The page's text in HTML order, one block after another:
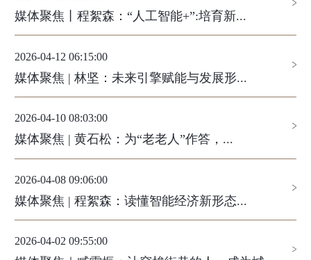
媒体聚焦丨程絮森：“人工智能+”:培育新...
2026-04-12 06:15:00
媒体聚焦 | 林坚：未来引擎赋能与发展形...
2026-04-10 08:03:00
媒体聚焦 | 黄石松：为“老老人”作答，...
2026-04-08 09:06:00
媒体聚焦 | 程絮森：读懂智能经济新形态...
2026-04-02 09:55:00